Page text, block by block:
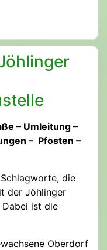
– Umleitung –
– Pfosten –
die
der Jöhlinger
Dabei ist die
Oberdorf